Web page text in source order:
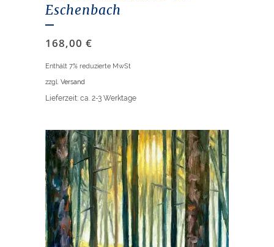
Eschenbach
168,00 €
Enthält 7% reduzierte MwSt
zzgl. Versand
Lieferzeit: ca. 2-3 Werktage